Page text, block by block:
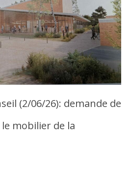
(2/06/26): demande de
mobilier de la